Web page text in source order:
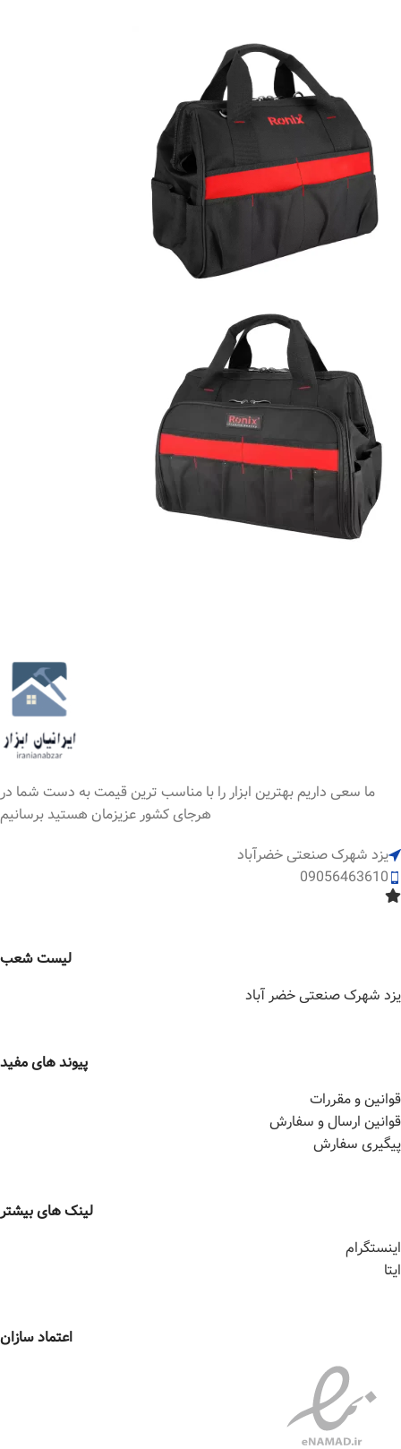
ما سعی داریم بهترین ابزار را با مناسب ترین قیمت به دست شما در
هرجای کشور عزیزمان هستید برسانیم
یزد شهرک صنعتی خضرآباد
09056463610
لیست شعب
یزد شهرک صنعتی خضر آباد
پیوند های مفید
قوانین و مقررات
قوانین ارسال و سفارش
پیگیری سفارش
لینک های بیشتر
اینستگرام
ایتا
اعتماد سازان